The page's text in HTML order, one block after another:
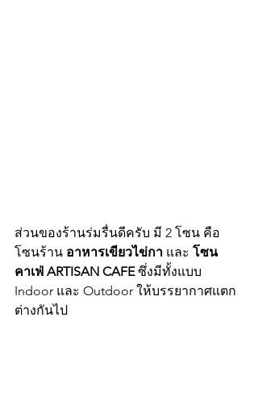
ส่วนของร้านร่มรื่นดีครับ มี 2 โซน คือ
โซนร้าน อาหารเขียวไข่กา และ โซน
คาเฟ่ ARTISAN CAFE ซึ่งมีทั้งแบบ
Indoor และ Outdoor ให้บรรยากาศแตก
ต่างกันไป